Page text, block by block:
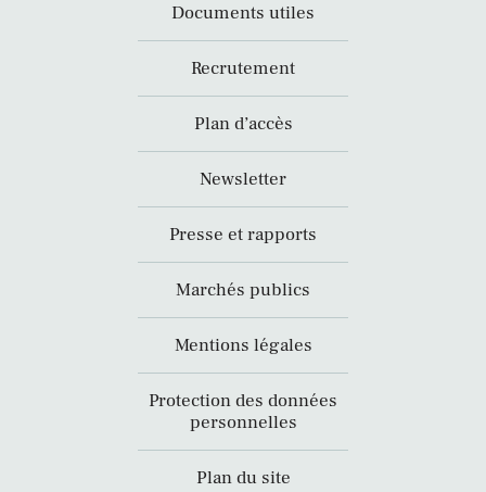
Documents utiles
Recrutement
Plan d’accès
Newsletter
Presse et rapports
Marchés publics
Mentions légales
Protection des données
personnelles
Plan du site